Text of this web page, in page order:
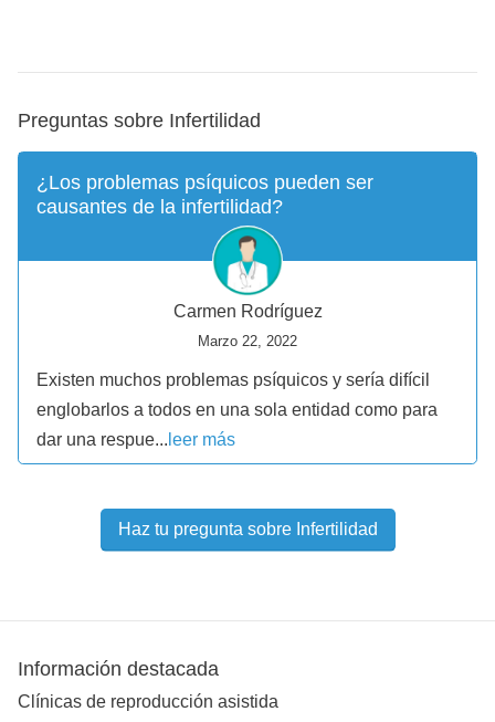
Preguntas sobre Infertilidad
¿Los problemas psíquicos pueden ser
causantes de la infertilidad?
Carmen Rodríguez
Marzo 22, 2022
Existen muchos problemas psíquicos y sería difícil
englobarlos a todos en una sola entidad como para
dar una respue... leer más
Haz tu pregunta sobre Infertilidad
Información destacada
Clínicas de reproducción asistida